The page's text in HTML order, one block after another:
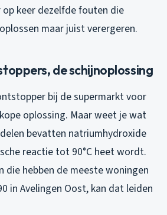
op keer dezelfde fouten die
maar juist verergeren.
de schijnoplossing
bij de supermarkt voor
oplossing. Maar weet je wat
bevatten natriumhydroxide
reactie tot 90°C heet wordt.
die hebben de meeste woningen
in Avelingen Oost, kan dat leiden